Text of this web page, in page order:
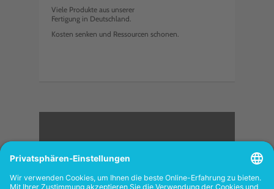
Viele Produkte aus unserer
Fertigung in Deutschland.
Kosten senken und Ressourcen schonen.
<